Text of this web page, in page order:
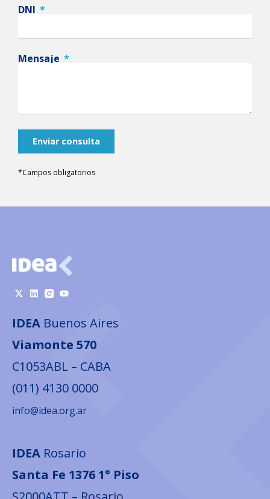
DNI
Mensaje
Enviar consulta
*Campos obligatorios
IDEA Buenos Aires
Viamonte 570
C1053ABL – CABA
(011) 4130 0000
info@idea.org.ar
IDEA Rosario
Santa Fe 1376 1° Piso